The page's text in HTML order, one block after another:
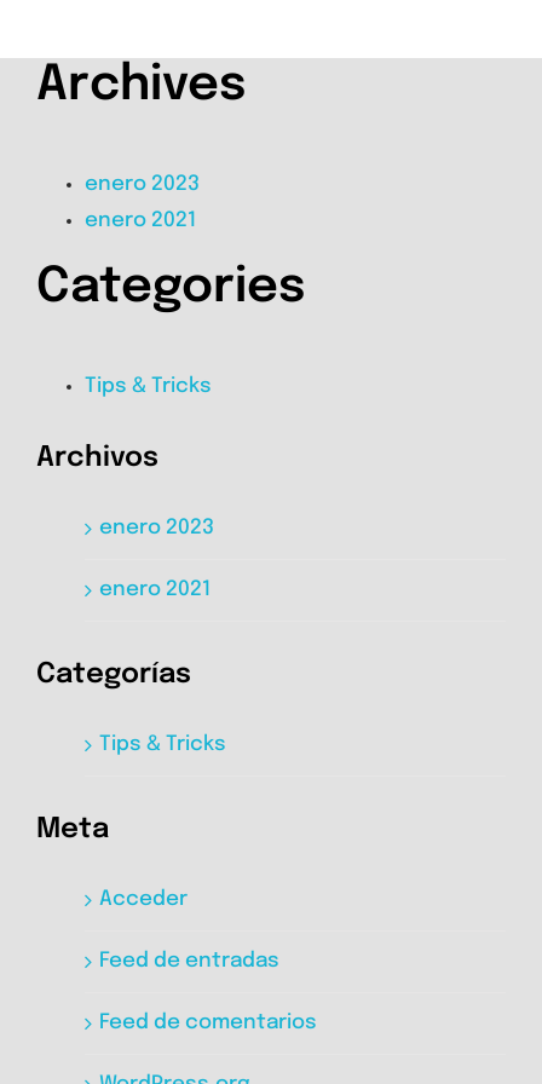
Archives
enero 2023
enero 2021
Categories
Tips & Tricks
Archivos
enero 2023
enero 2021
Categorías
Tips & Tricks
Meta
Acceder
Feed de entradas
Feed de comentarios